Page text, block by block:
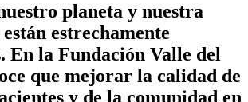
planeta y nuestra
estrechamente
En la Fundación Valle del
que mejorar la calidad de
y de la comunidad en